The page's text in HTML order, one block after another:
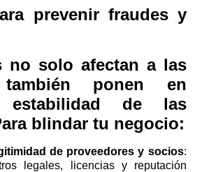
prevenir fraudes y
no solo afectan a las
también ponen en
de las
blindar tu negocio:
de proveedores y socios:
legales, licencias y reputación